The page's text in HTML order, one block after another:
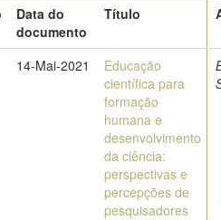
Data do
documento
Título
14-Mai-2021
Educação
científica para
formação
humana e
desenvolvimento
da ciência:
perspectivas e
percepções de
pesquisadores